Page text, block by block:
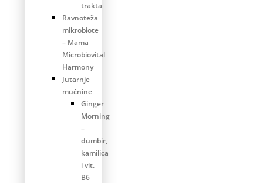
trakta
Ravnoteža
mikrobiote
– Mama
Microbiovital
Harmony
Jutarnje
mučnine
Ginger
Morning
–
đumbir,
kamilica
i vit.
B6